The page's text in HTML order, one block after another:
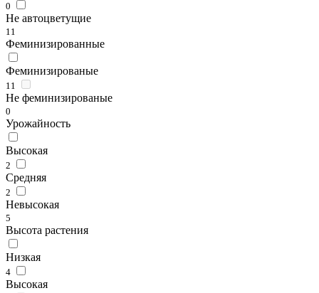
0
Не автоцветущие
11
Феминизированные
Феминизированые
11
Не феминизированые
0
Урожайность
Высокая
2
Средняя
2
Невысокая
5
Высота растения
Низкая
4
Высокая